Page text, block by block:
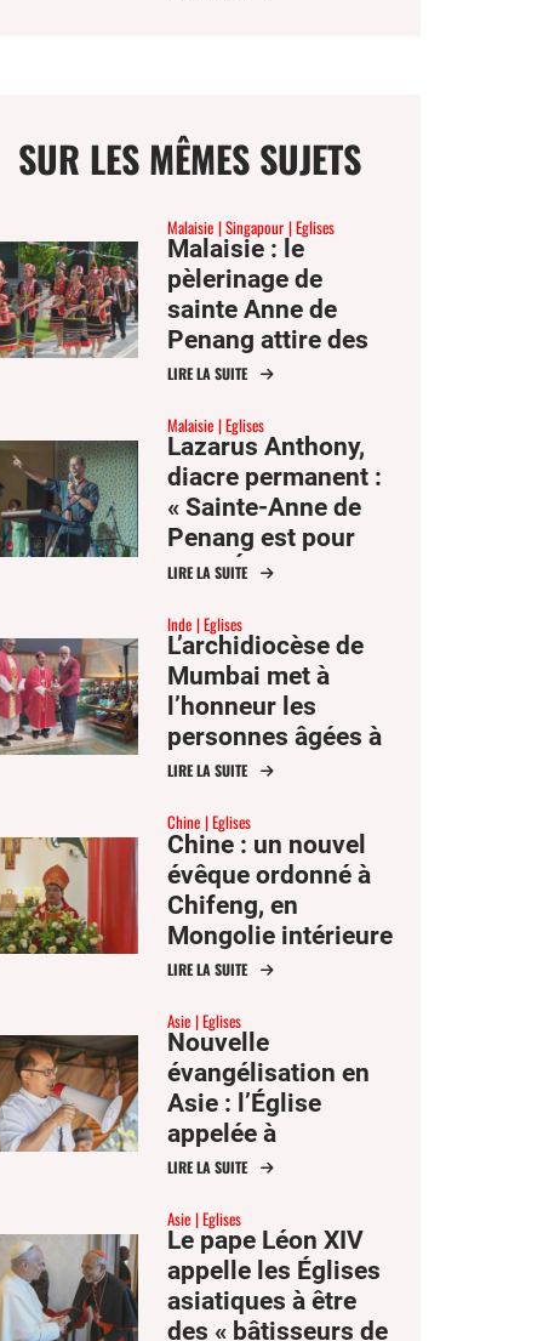
SUR LES MÊMES SUJETS
Malaisie Singapour Eglises
Malaisie : le
pèlerinage de
sainte Anne de
Penang attire des
milliers de fidèles
LIRE LA SUITE
Malaisie Eglises
Lazarus Anthony,
diacre permanent :
« Sainte-Anne de
Penang est pour
moi l’Église comme
LIRE LA SUITE
Inde Eglises
L’archidiocèse de
Mumbai met à
l’honneur les
personnes âgées à
l’occasion de la fête
et Anne
LIRE LA SUITE
Chine Eglises
Chine : un nouvel
évêque ordonné à
Chifeng, en
Mongolie intérieure
LIRE LA SUITE
Asie Eglises
Nouvelle
évangélisation en
Asie : l’Église
appelée à
communiquer
LIRE LA SUITE
Asie Eglises
Le pape Léon XIV
appelle les Églises
asiatiques à être
des « bâtisseurs de